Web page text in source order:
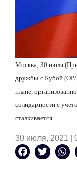
Москва, 30 июля
дружбы с Кубой
плане,
солидарности с
сталкивается.
30 июля, 2021 |